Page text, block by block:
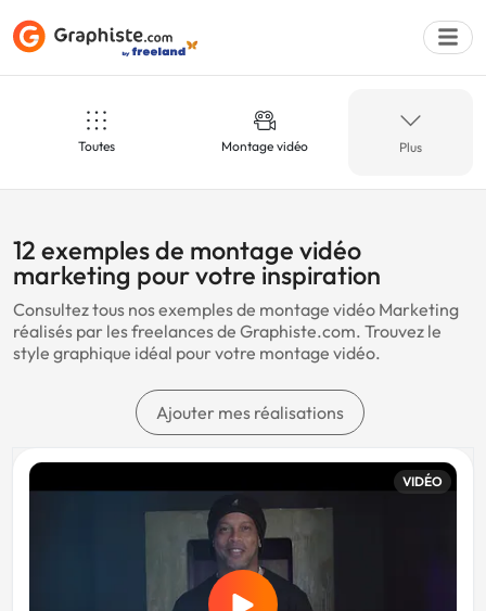
Déposer une
Toutes Montage vidéo
Événementiel Agence
Luxe
Restaurant Drône
Gaming
Plus
12 exemples de montage vidéo
marketing pour votre inspiration
Consultez tous nos exemples de montage vidéo Marketing
réalisés par les freelances de Graphiste.com. Trouvez le
style graphique idéal pour votre montage vidéo.
Ajouter mes réalisations
VIDÉO